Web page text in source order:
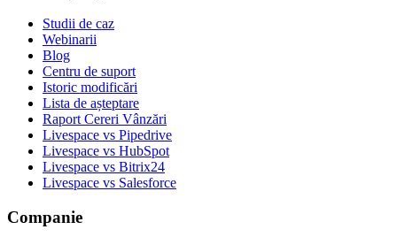
Studii de caz
Webinarii
Blog
Centru de suport
Istoric modificări
Lista de așteptare
Raport Cereri Vânzări
Livespace vs Pipedrive
Livespace vs HubSpot
Livespace vs Bitrix24
Livespace vs Salesforce
Companie